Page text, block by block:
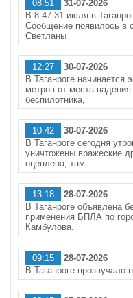
08:51
31-07-2026
В 8.47 31 июля в
Сообщение появилось в
Светланы
12:27
30-07-2026
В Таганроге начинается
метров от места
беспилотника,
10:42
30-07-2026
В Таганроге сегодня
уничтожены вражеские
оцеплена, там
13:18
28-07-2026
В Таганроге объявлена
применения БПЛА по
Камбулова.
09:15
28-07-2026
В Таганроге прозвучало